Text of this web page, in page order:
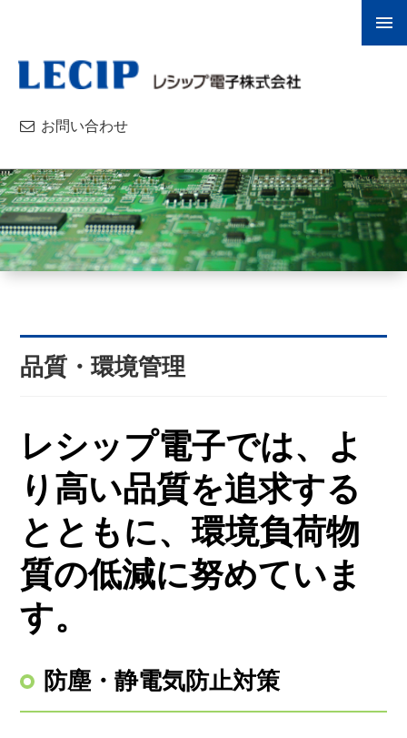
お問い合わせ
品質・環境管理
レシップ電子では、よ
り高い品質を追求する
とともに、環境負荷物
質の低減に努めていま
す。
防塵・静電気防止対策